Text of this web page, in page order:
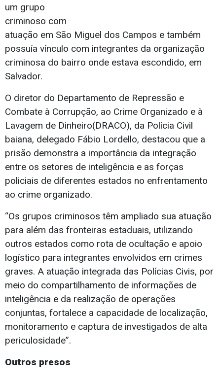
um grupo
criminoso com
atuação em São Miguel dos Campos e também
possuía vínculo com integrantes da organização
criminosa do bairro onde estava escondido, em
Salvador.
O diretor do Departamento de Repressão e
Combate à Corrupção, ao Crime Organizado e à
Lavagem de Dinheiro(DRACO), da Polícia Civil
baiana, delegado Fábio Lordello, destacou que a
prisão demonstra a importância da integração
entre os setores de inteligência e as forças
policiais de diferentes estados no enfrentamento
ao crime organizado.
“Os grupos criminosos têm ampliado sua atuação
para além das fronteiras estaduais, utilizando
outros estados como rota de ocultação e apoio
logístico para integrantes envolvidos em crimes
graves. A atuação integrada das Polícias Civis, por
meio do compartilhamento de informações de
inteligência e da realização de operações
conjuntas, fortalece a capacidade de localização,
monitoramento e captura de investigados de alta
periculosidade”.
Outros presos